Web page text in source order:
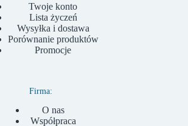
Twoje konto
Lista życzeń
Wysyłka i dostawa
Porównanie produktów
Promocje
Firma:
O nas
Współpraca